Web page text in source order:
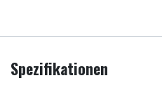
Spezifikationen